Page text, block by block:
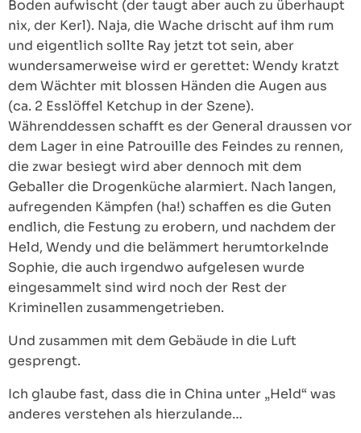
Boden aufwischt (der taugt aber auch zu überhaupt
nix, der Kerl). Naja, die Wache drischt auf ihm rum
und eigentlich sollte Ray jetzt tot sein, aber
wundersamerweise wird er gerettet: Wendy kratzt
dem Wächter mit blossen Händen die Augen aus
(ca. 2 Esslöffel Ketchup in der Szene).
Währenddessen schafft es der General draussen vor
dem Lager in eine Patrouille des Feindes zu rennen,
die zwar besiegt wird aber dennoch mit dem
Geballer die Drogenküche alarmiert. Nach langen,
aufregenden Kämpfen (ha!) schaffen es die Guten
endlich, die Festung zu erobern, und nachdem der
Held, Wendy und die belämmert herumtorkelnde
Sophie, die auch irgendwo aufgelesen wurde
eingesammelt sind wird noch der Rest der
Kriminellen zusammengetrieben.
Und zusammen mit dem Gebäude in die Luft
gesprengt.
Ich glaube fast, dass die in China unter „Held“ was
anderes verstehen als hierzulande…